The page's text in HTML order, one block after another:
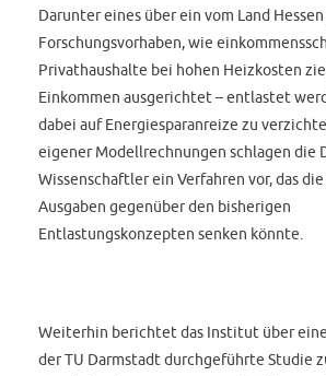
Darunter eines über ein vom Land
Forschungsvorhaben, wie
Privathaushalte bei hohen Heizkosten
Einkommen ausgerichtet – entlastet
dabei auf Energiesparanreize zu
eigener Modellrechnungen schlagen die
Wissenschaftler ein Verfahren vor, das
Ausgaben gegenüber den bisherigen
Entlastungskonzepten senken könnte.
Weiterhin berichtet das Institut über
der TU Darmstadt durchgeführte Studie